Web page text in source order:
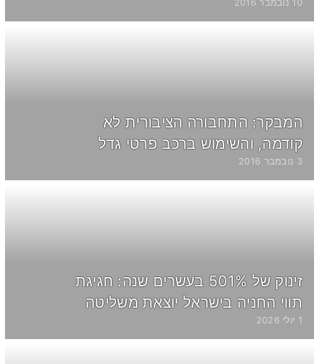
10 נובמבר 2016
המבקר: התחבורה הציבורית לא
קודמה, והשימוש ברכב פרטי גדל
3 נובמבר 2016
זינוק של 501% בעשרים שנה: חגיגת
תווי החניה בישראל יוצאת משליטה
1 יולי 2026